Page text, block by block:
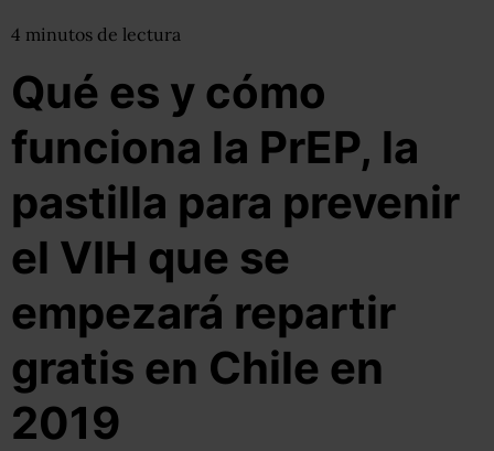
4 minutos de lectura
Qué es y cómo
funciona la PrEP, la
pastilla para prevenir
el VIH que se
empezará repartir
gratis en Chile en
2019